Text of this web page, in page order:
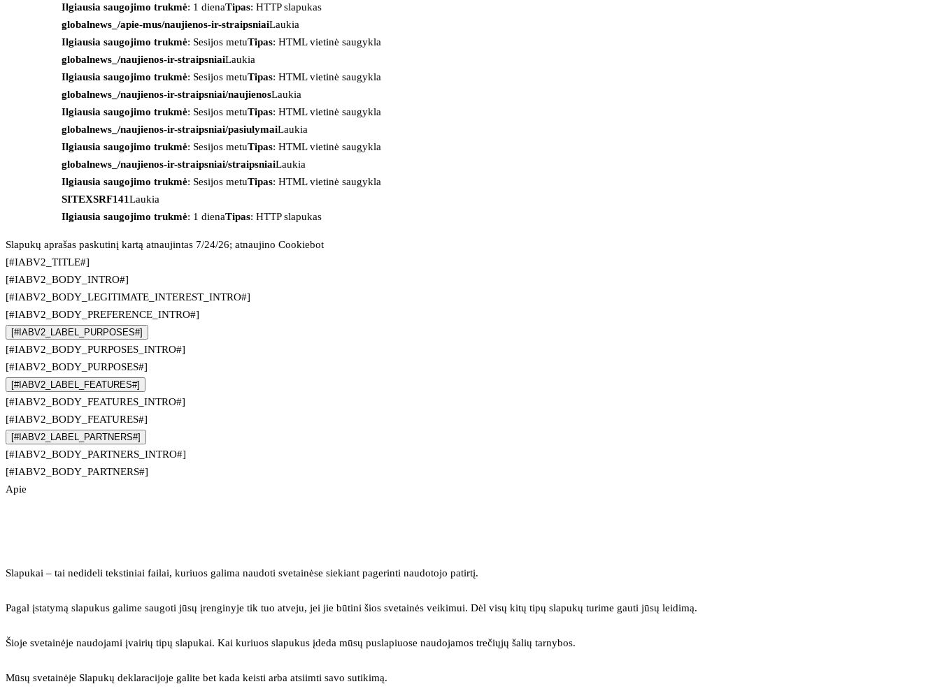
Ilgiausia saugojimo trukmė: 1 dienaTipas: HTTP slapukas
globalnews_/apie-mus/naujienos-ir-straipsniaiLaukia
Ilgiausia saugojimo trukmė: Sesijos metuTipas: HTML vietinė saugykla
globalnews_/naujienos-ir-straipsniaiLaukia
Ilgiausia saugojimo trukmė: Sesijos metuTipas: HTML vietinė saugykla
globalnews_/naujienos-ir-straipsniai/naujienosLaukia
Ilgiausia saugojimo trukmė: Sesijos metuTipas: HTML vietinė saugykla
globalnews_/naujienos-ir-straipsniai/pasiulymaiLaukia
Ilgiausia saugojimo trukmė: Sesijos metuTipas: HTML vietinė saugykla
globalnews_/naujienos-ir-straipsniai/straipsniaiLaukia
Ilgiausia saugojimo trukmė: Sesijos metuTipas: HTML vietinė saugykla
SITEXSRF141Laukia
Ilgiausia saugojimo trukmė: 1 dienaTipas: HTTP slapukas
Slapukų aprašas paskutinį kartą atnaujintas 7/24/26; atnaujino Cookiebot
[#IABV2_TITLE#]
[#IABV2_BODY_INTRO#]
[#IABV2_BODY_LEGITIMATE_INTEREST_INTRO#]
[#IABV2_BODY_PREFERENCE_INTRO#]
[#IABV2_LABEL_PURPOSES#]
[#IABV2_BODY_PURPOSES_INTRO#]
[#IABV2_BODY_PURPOSES#]
[#IABV2_LABEL_FEATURES#]
[#IABV2_BODY_FEATURES_INTRO#]
[#IABV2_BODY_FEATURES#]
[#IABV2_LABEL_PARTNERS#]
[#IABV2_BODY_PARTNERS_INTRO#]
[#IABV2_BODY_PARTNERS#]
Apie
Slapukai – tai nedideli tekstiniai failai, kuriuos galima naudoti svetainėse siekiant pagerinti naudotojo patirtį.
Pagal įstatymą slapukus galime saugoti jūsų įrenginyje tik tuo atveju, jei jie būtini šios svetainės veikimui. Dėl visų kitų tipų slapukų turime gauti jūsų leidimą.
Šioje svetainėje naudojami įvairių tipų slapukai. Kai kuriuos slapukus įdeda mūsų puslapiuose naudojamos trečiųjų šalių tarnybos.
Mūsų svetainėje Slapukų deklaracijoje galite bet kada keisti arba atsiimti savo sutikimą.